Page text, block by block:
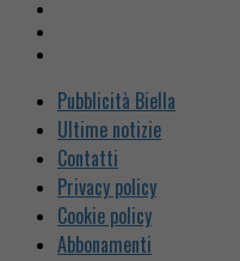
Pubblicità Biella
Ultime notizie
Contatti
Privacy policy
Cookie policy
Abbonamenti